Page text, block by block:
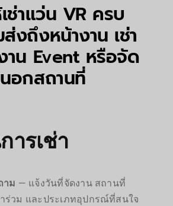
ช่าแว่น VR ครบ
งถึงหน้างาน เช่า
น Event หรือจัด
อกสถานที่
ารเช่า
าม — แจ้งวันที่จัดงาน สถานที่
ร่วม และประเภทอุปกรณ์ที่สนใจ